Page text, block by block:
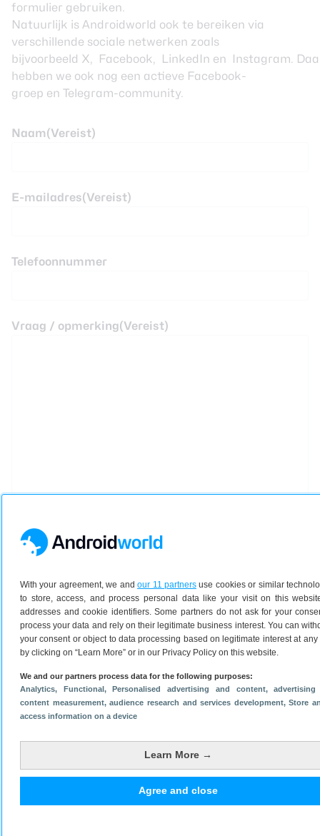
With your agreement, we andour 11 partnersuse cookies or similar
to store, access, and process personal data like your visit on this
addresses and cookie identifiers. Some partners do not ask for your
process your data and rely on their legitimate business interest. You can
your consent or object to data processing based on legitimate interest at any
by clicking on “Learn More” or in our Privacy Policy on this website.
We and our partners process data for the following purposes:
Analytics, Functional, Personalised advertising and content, advertising
content measurement, audience research and services development, Store
access information on a device
Learn More →
Agree and close
formulier gebruiken.
Natuurlijk is Androidworld ook te bereiken via
verschillende sociale netwerken zoals
bijvoorbeeld X, Facebook, LinkedIn en Instagram.
hebben we ook nog een actieve Facebook-
groep en Telegram-community.
Naam(Vereist)
E-mailadres(Vereist)
Telefoonnummer
Vraag / opmerking(Vereist)
Adresgegevens
BigSpark B.V.
Jonkerbosplein 52
6534 AB Nijmegen
KVK: 57841535
https://bigspark.com/
Login
Nieuwsbrief
Over ons